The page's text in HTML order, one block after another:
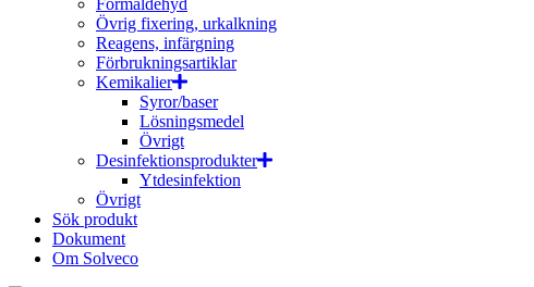
Formaldehyd
Övrig fixering, urkalkning
Reagens, infärgning
Förbrukningsartiklar
Kemikalier
Syror/baser
Lösningsmedel
Övrigt
Desinfektionsprodukter
Ytdesinfektion
Övrigt
Sök produkt
Dokument
Om Solveco